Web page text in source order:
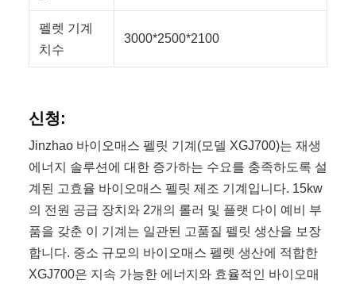
펠렛 기계
치수
3000*2500*2100
신청:
Jinzhao 바이오매스 펠릿 기계(모델 XGJ700)는 재생
에너지 솔루션에 대한 증가하는 수요를 충족하도록 설
계된 고효율 바이오매스 펠릿 제조 기계입니다. 15kw
의 전원 공급 장치와 2개의 롤러 및 플랫 다이 예비 부
품을 갖춘 이 기계는 일관된 고품질 펠릿 생산을 보장
합니다. 중소 규모의 바이오매스 펠렛 생산에 적합한
XGJ700은 지속 가능한 에너지와 효율적인 바이오매